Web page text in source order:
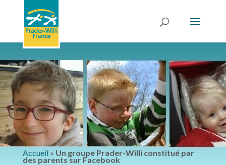
Accueil » Un groupe Prader-Willi constitué par
des parents sur Facebook